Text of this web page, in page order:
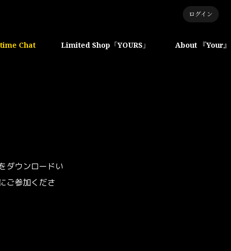
ログイン
Chat Limited Shop「YOURS」 About 『Your』
ダウンロードい
ご参加くださ